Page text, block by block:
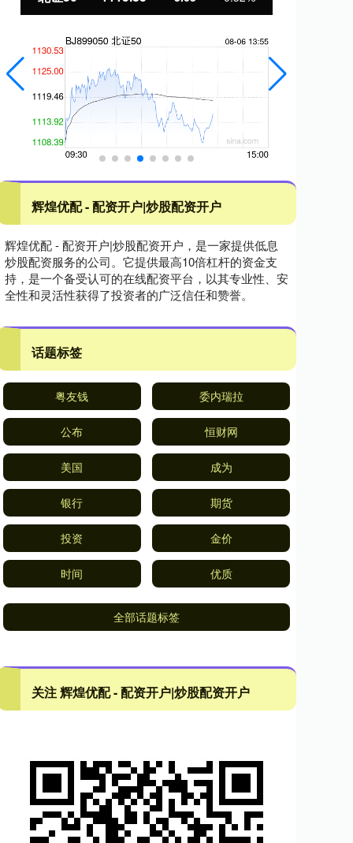
辉煌优配 - 配资开户|炒股配资开户
辉煌优配 - 配资开户|炒股配资开户，是一家提供低息
炒股配资服务的公司。它提供最高10倍杠杆的资金支
持，是一个备受认可的在线配资平台，以其专业性、安
全性和灵活性获得了投资者的广泛信任和赞誉。
话题标签
粤友钱 委内瑞拉
公布 恒财网
美国 成为
银行 期货
投资 金价
时间 优质
全部话题标签
关注 辉煌优配 - 配资开户|炒股配资开户